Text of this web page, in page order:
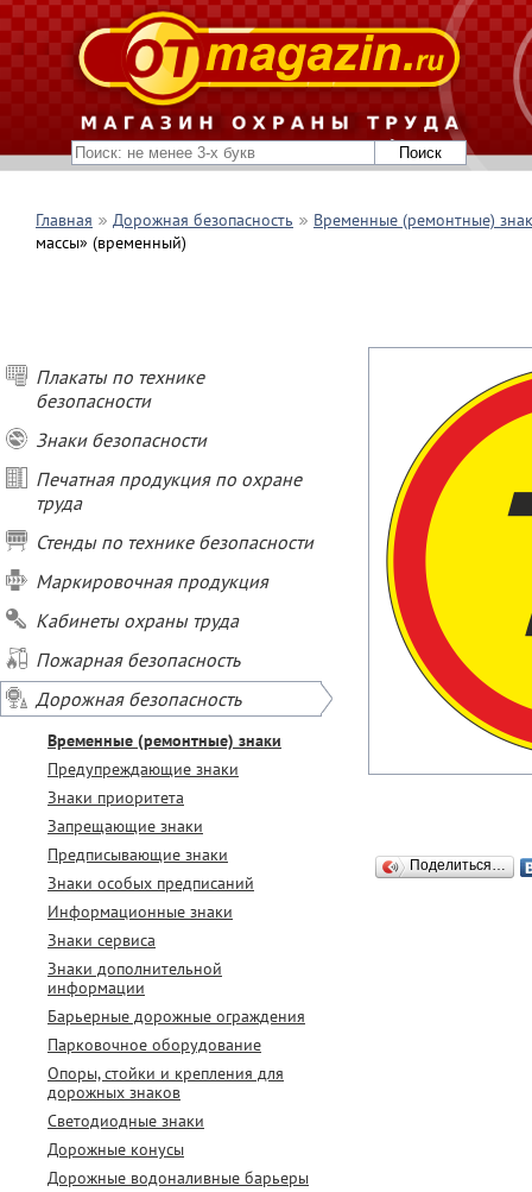
Главная Дорожная безопасность
Временные (ремонтные)
массы» (временный)
Плакаты по технике
безопасности
Знаки безопасности
Печатная продукция по охране
труда
Стенды по технике безопасности
Маркировочная продукция
Кабинеты охраны труда
Пожарная безопасность
Дорожная безопасность
Временные (ремонтные) знаки
Предупреждающие знаки
Знаки приоритета
Запрещающие знаки
Предписывающие знаки
Знаки особых предписаний
Информационные знаки
Знаки сервиса
Знаки дополнительной
информации
Барьерные дорожные ограждения
Парковочное оборудование
Опоры, стойки и крепления для
дорожных знаков
Светодиодные знаки
Дорожные конусы
Дорожные водоналивные барьеры
Поделиться…